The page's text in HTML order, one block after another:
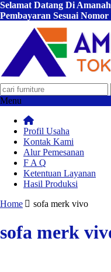
Selamat Datang Di
Pembayaran Sesuai
Menu
Profil Usaha
Kontak Kami
Alur Pemesanan
F A Q
Ketentuan Layanan
Hasil Produksi
Home
sofa merk vivo
sofa merk